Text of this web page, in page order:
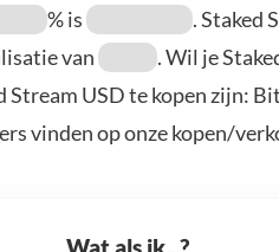
% is
. Staked
van
. Wil je
Stream USD te kopen zijn:
vinden op onze kopen/